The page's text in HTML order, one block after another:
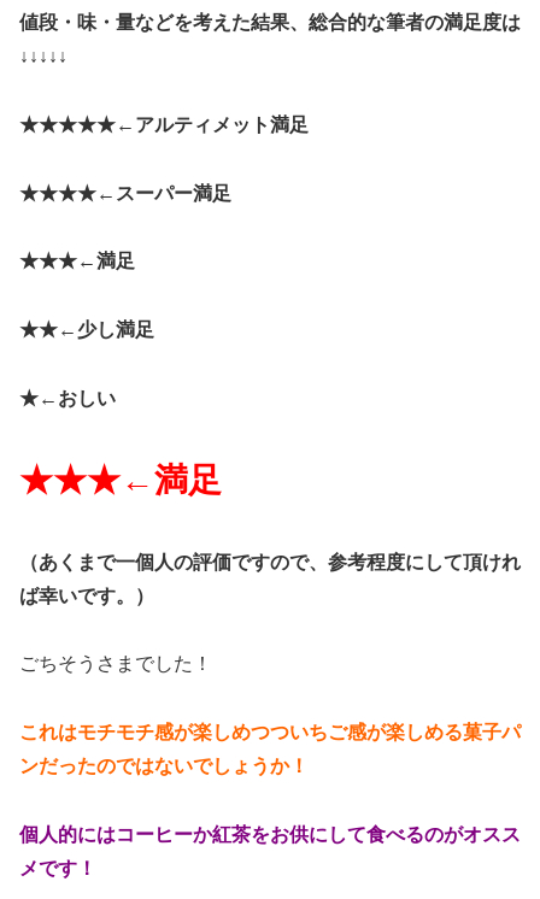
値段・味・量などを考えた結果、総合的な筆者の満足度は
↓↓↓↓↓
★★★★★← アルティメット満足
★★★★← スーパー満足
★★★←満足
★★← 少し満足
★← おしい
★★★←満足
（あくまで一個人の評価ですので、参考程度にして頂けれ
ば幸いです。）
ごちそうさまでした！
これはモチモチ感が楽しめつついちご感が楽しめる菓子パ
ンだったのではないでしょうか！
個人的にはコーヒーか紅茶をお供にして食べるのがオスス
メです！